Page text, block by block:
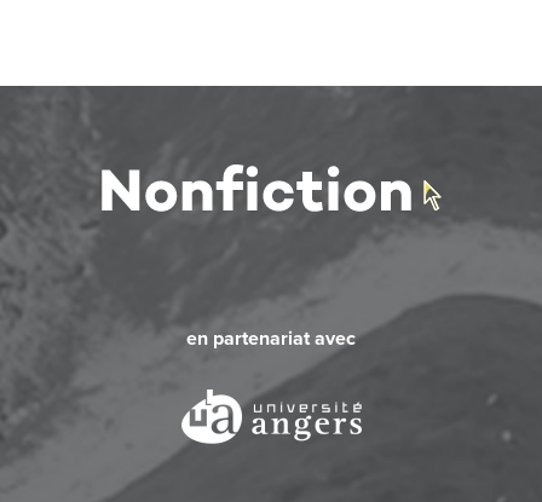
en partenariat avec